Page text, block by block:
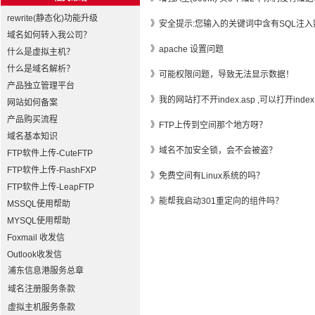
rewrite(静态化)功能升级
域名如何转入我公司？
什么是虚拟主机？
什么是域名解析？
产品独立管理平台
网站如何备案
产品购买流程
域名基本知识
FTP软件上传-CuteFTP
FTP软件上传-FlashFXP
FTP软件上传-LeapFTP
MSSQL使用帮助
MYSQL使用帮助
Foxmail 收发信
Outlook收发信
浦东信息港服务总章
域名注册服务条款
虚拟主机服务条款
》 安全提示:您输入的关键词中含有SQL注入
》 apache 设置问题
》 可能权限问题，导致无法显示数据！
》 我的网站打不开index.asp ,可以打开
》 FTP上传到空间那个地方呀？
》 域名不加安全锁，会不会被盗？
》 免费空间有Linux系统的吗？
》 能帮我启动301重定向的组件吗？